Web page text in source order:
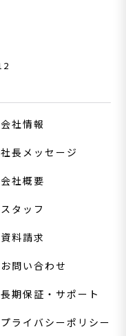
会社情報
社長メッセージ
会社概要
スタッフ
資料請求
お問い合わせ
長期保証・サポート
プライバシーポリシー